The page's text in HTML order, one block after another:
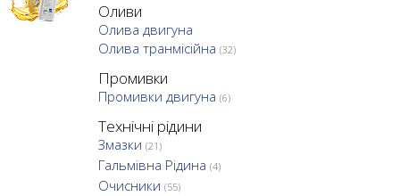
Оливи
Олива двигуна
Олива транмісійна (32)
Промивки
Промивки двигуна (6)
Технічні рідини
Змазки (21)
Гальмівна Рідина (4)
Очисники (55)